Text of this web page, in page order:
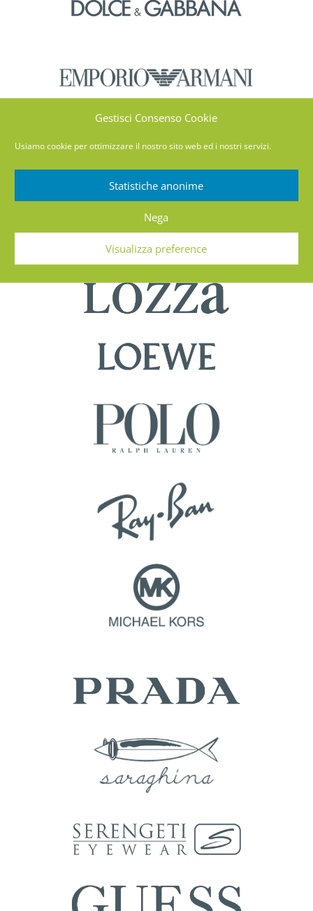
Gestisci Consenso Cookie
Usiamo cookie per ottimizzare il nostro sito web ed i nostri servizi.
Statistiche anonime
Nega
Visualizza preference